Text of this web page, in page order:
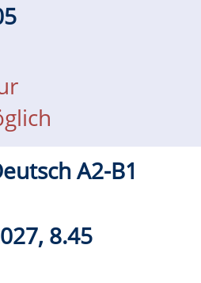
A2-B1
8.45